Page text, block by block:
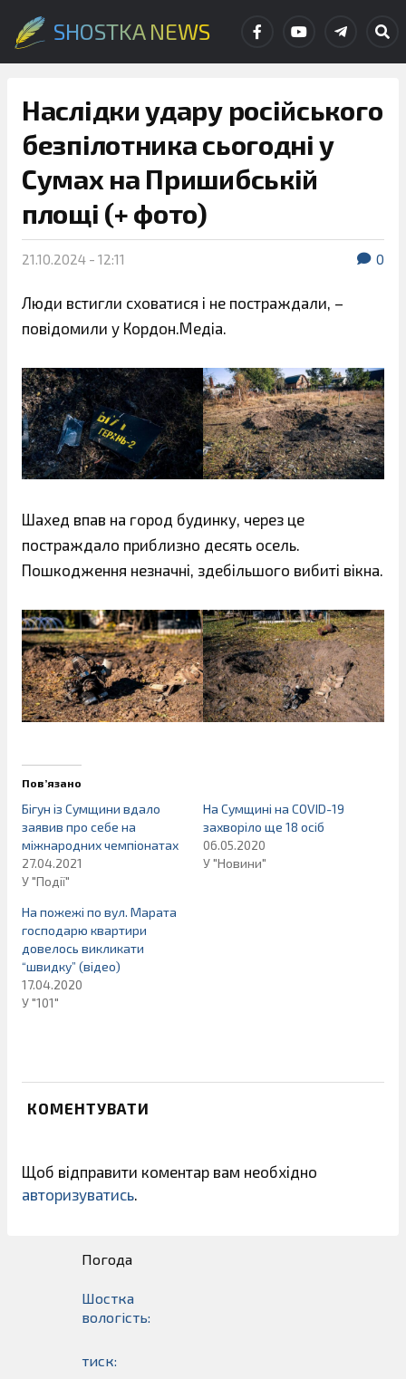
SHOSTKA NEWS
Наслідки удару російського
безпілотника сьогодні у
Сумах на Пришибській
площі (+ фото)
21.10.2024 - 12:11 0
Люди встигли сховатися і не постраждали, –
повідомили у Кордон.Медіа.
Шахед впав на город будинку, через це
постраждало приблизно десять осель.
Пошкодження незначні, здебільшого вибиті вікна.
Пов’язано
Бігун із Сумщини вдало
заявив про себе на
міжнародних чемпіонатах
27.04.2021
У "Події"
На Сумщині на СOVID-19
захворіло ще 18 осіб
06.05.2020
У "Новини"
На пожежі по вул. Марата
господарю квартири
довелось викликати
“швидку” (відео)
17.04.2020
У "101"
КОМЕНТУВАТИ
Щоб відправити коментар вам необхідно
авторизуватись
Погода
Шостка
вологість:
тиск: